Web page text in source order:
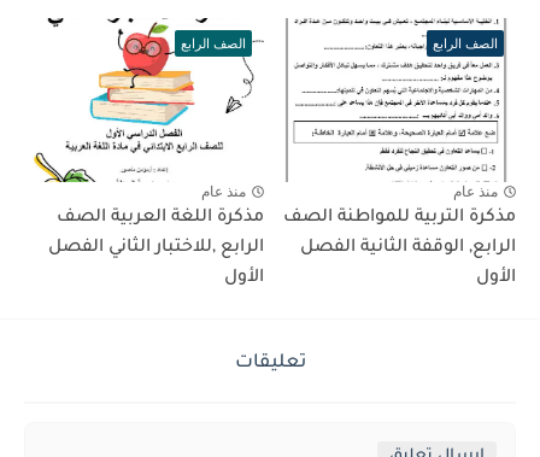
الصف الرابع
منذ عام
مذكرة التربية للمواطنة الصف
الرابع, الوقفة الثانية الفصل
الأول
الصف الرابع
منذ عام
مذكرة اللغة العربية الصف
الرابع ,للاختبار الثاني الفصل
الأول
تعليقات